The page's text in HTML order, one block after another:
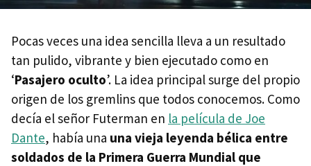
Pocas veces una idea sencilla lleva a un resultado
tan pulido, vibrante y bien ejecutado como en
‘Pasajero oculto’. La idea principal surge del propio
origen de los gremlins que todos conocemos. Como
decía el señor Futerman en la película de Joe
Dante, había una una vieja leyenda bélica entre
soldados de la Primera Guerra Mundial que